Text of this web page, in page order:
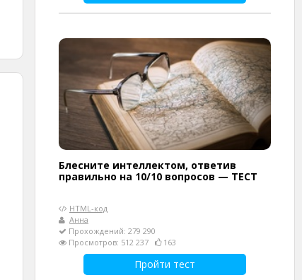
Блесните интеллектом, ответив
правильно на 10/10 вопросов — ТЕСТ
HTML-код
Анна
Прохождений: 279 290
Просмотров: 512 237
163
Пройти тест